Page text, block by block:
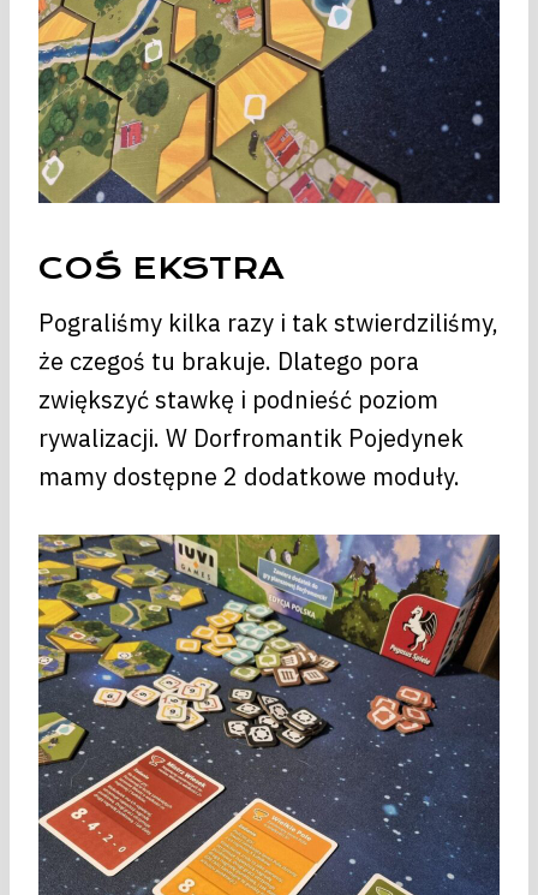
COŚ EKSTRA
Pograliśmy kilka razy i tak stwierdziliśmy,
że czegoś tu brakuje. Dlatego pora
zwiększyć stawkę i podnieść poziom
rywalizacji. W Dorfromantik Pojedynek
mamy dostępne 2 dodatkowe moduły.